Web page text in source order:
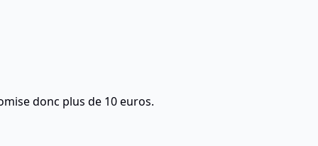
donc plus de 10 euros.